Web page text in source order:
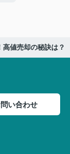
値売却の秘訣は？
い合わせ